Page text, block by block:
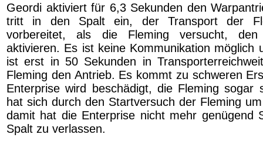
Geordi aktiviert für 6,3 Sekunden den
tritt in den Spalt ein, der Transport der
vorbereitet, als die Fleming versucht, den
aktivieren. Es ist keine Kommunikation möglich
ist erst in 50 Sekunden in
Fleming den Antrieb. Es kommt zu schweren
Enterprise wird beschädigt, die Fleming sogar
hat sich durch den Startversuch der Fleming
damit hat die Enterprise nicht mehr genügend
Spalt zu verlassen.